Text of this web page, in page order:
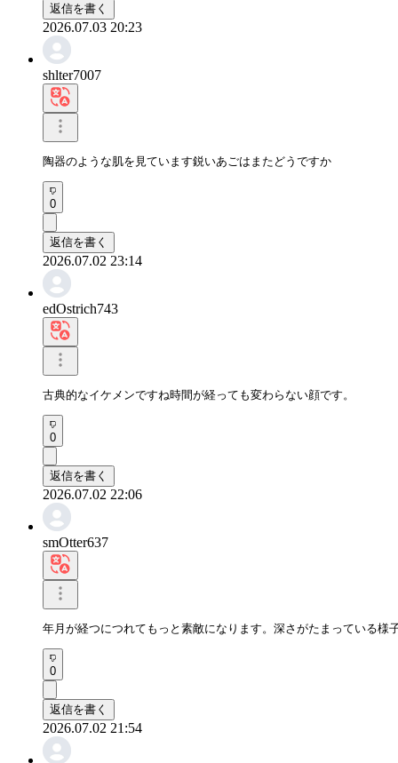
返信を書く
2026.07.03 20:23
shlter7007
陶器のような肌を見ています鋭いあごはまたどうですか
0
返信を書く
2026.07.02 23:14
edOstrich743
古典的なイケメンですね時間が経っても変わらない顔です。
0
返信を書く
2026.07.02 22:06
smOtter637
年月が経つにつれてもっと素敵になります。深さがたまっている様
0
返信を書く
2026.07.02 21:54